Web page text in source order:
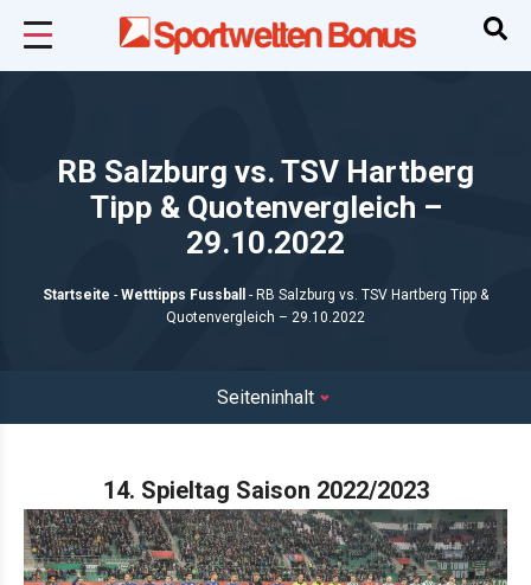
RB Salzburg vs. TSV Hartberg
Tipp & Quotenvergleich –
29.10.2022
Startseite - Wetttipps Fussball - RB Salzburg vs. TSV Hartberg Tipp &
Quotenvergleich – 29.10.2022
Seiteninhalt
14. Spieltag Saison 2022/2023